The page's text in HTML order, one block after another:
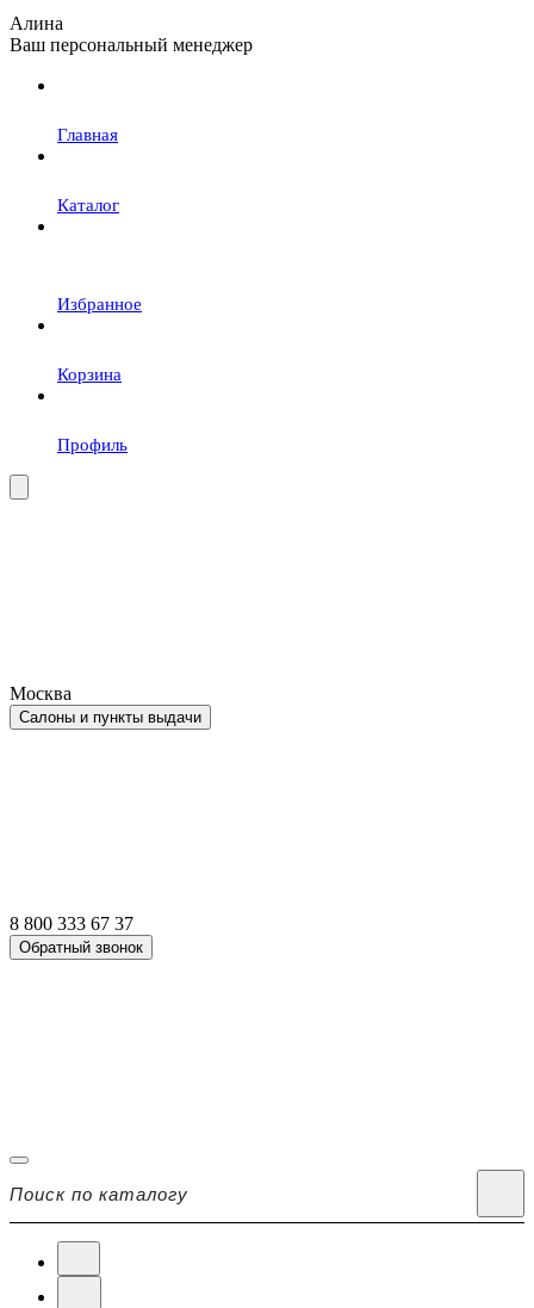
Алина
Ваш персональный менеджер
Главная
Каталог
Избранное
Корзина
Профиль
Москва
Салоны и пункты выдачи
8 800 333 67 37
Обратный звонок